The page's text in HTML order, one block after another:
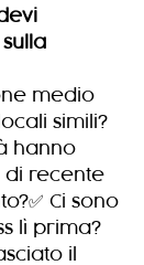
medio
simili?
hanno
di recente
Ci sono
lì prima?
il